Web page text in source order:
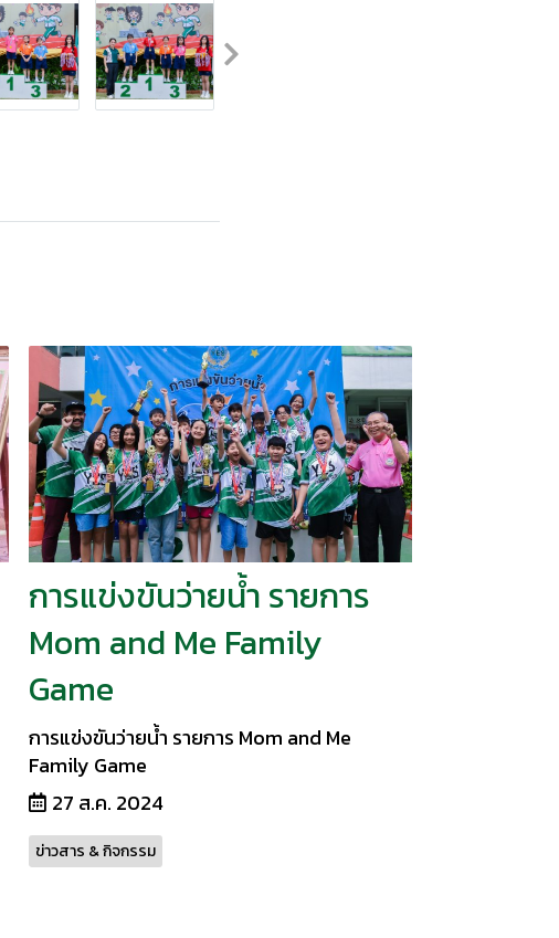
การแข่งขันว่ายน้ำ รายการ
Mom and Me Family
Game
การแข่งขันว่ายน้ำ รายการ Mom and Me
Family Game
27 ส.ค. 2024
ข่าวสาร & กิจกรรม